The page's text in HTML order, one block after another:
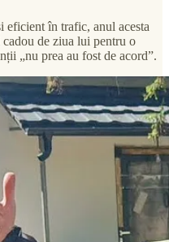
eficient în trafic, anul acesta
de ziua lui pentru o
„nu prea au fost de acord”.